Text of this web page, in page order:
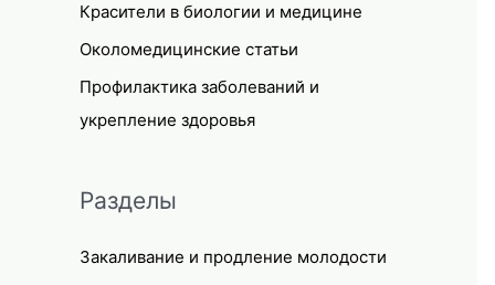
Красители в биологии и медицине
Околомедицинские статьи
Профилактика заболеваний и
укрепление здоровья
Разделы
Закаливание и продление молодости